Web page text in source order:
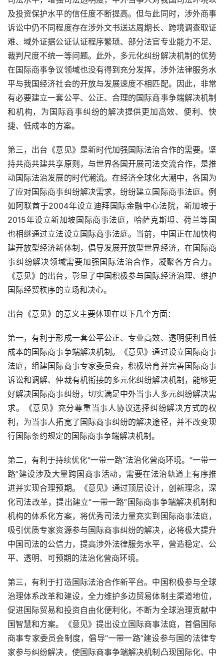
及投资保护水平的信任度不断提高。但与此同时，涉外商事
诉讼中仍不同程度存在涉外文书送达周期长、跨境调查取证
难、域外证据公证认证程序繁琐、部分法官专业能力不足、
裁判尺度不统一等问题。此外，多元化纠纷解决机制的优势
在国际商事争议领域也没有得到充分发挥，涉外法律服务水
平与我国经济社会的开放与发展速度不相匹配。因此，非常
有必要建立一套公平、公正、合理的国际商事争端解决机制
和机构，为国际商事纠纷的解决提供更加高效、便利、快
捷、低成本的方案。
第三，出台《意见》是新时代加强国际法治合作的需要。坚
持共商共建共享原则，与世界各国开展司法交流合作，是推
动国际法治发展的时代潮流。在经济全球化大潮中，各国为
了应对国际商事纠纷解决需求，纷纷建立国际商事法庭。例
如阿联酋于2004年设立迪拜国际金融中心法院，新加坡于
2015年设立新加坡国际商事法庭，哈萨克斯坦、荷兰等国
也相继通过立法设立国际商事法庭。当前，中国正在加快构
建开放型经济新体制，倡导发展开放型世界经济，在国际商
事纠纷解决领域需要加强国际法治合作，凝聚各方合力。
《意见》的出台，彰显了中国积极参与国际经济治理、维护
国际经贸秩序的立场和决心。
出台《意见》的意义主要体现在以下几个方面：
第一，有利于形成一套公平公正、专业高效、透明便利且低
成本的国际商事争端解决机制。《意见》通过设立国际商事
法庭，组建国际商事专家委员会，积极培育并完善国际商事
诉讼和调解、仲裁有机衔接的多元化纠纷解决机制，能够更
好解决国际商事纠纷，切实满足中外当事人多元纠纷解决需
求。《意见》充分尊重当事人协议选择纠纷解决方式的权
利，为当事人拓宽了国际商事纠纷的解决途径，并不改变现
行国际条约规定的国际商事争端解决机制。
第二，有利于持续优化“一带一路”法治化营商环境。“一带一
路”建设涉及大量跨国商事活动，需要在法治轨道上有序推
进并实现合理预期。《意见》通过顶层设计，创新理念，深
化司法改革，提出建立“一带一路”国际商事争端解决机制和
机构的体系化方案，将优秀司法力量充实到国际商事法庭，
吸引优质专家资源参与国际商事纠纷的解决，必将极大提升
中国司法的公信力，提高涉外法律服务水平，营造稳定、公
平、透明、可预期的法治化营商环境。
第三，有利于打造国际法治合作新平台。中国积极参与全球
治理体系改革和建设，全力维护多边贸易体制主渠道地位，
促进国际贸易和投资自由化便利化，不断为全球治理贡献中
国智慧和方案。《意见》提出设立国际商事法庭，首倡国际
商事专家委员会制度，倡导“一带一路”建设参与国的法律专
家参与纠纷解决，使国际商事争端解决机制凸现国际化、中